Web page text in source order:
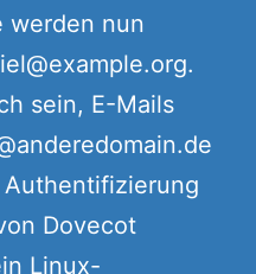
werden nun
sein, E-Mails
Dovecot
Linux-